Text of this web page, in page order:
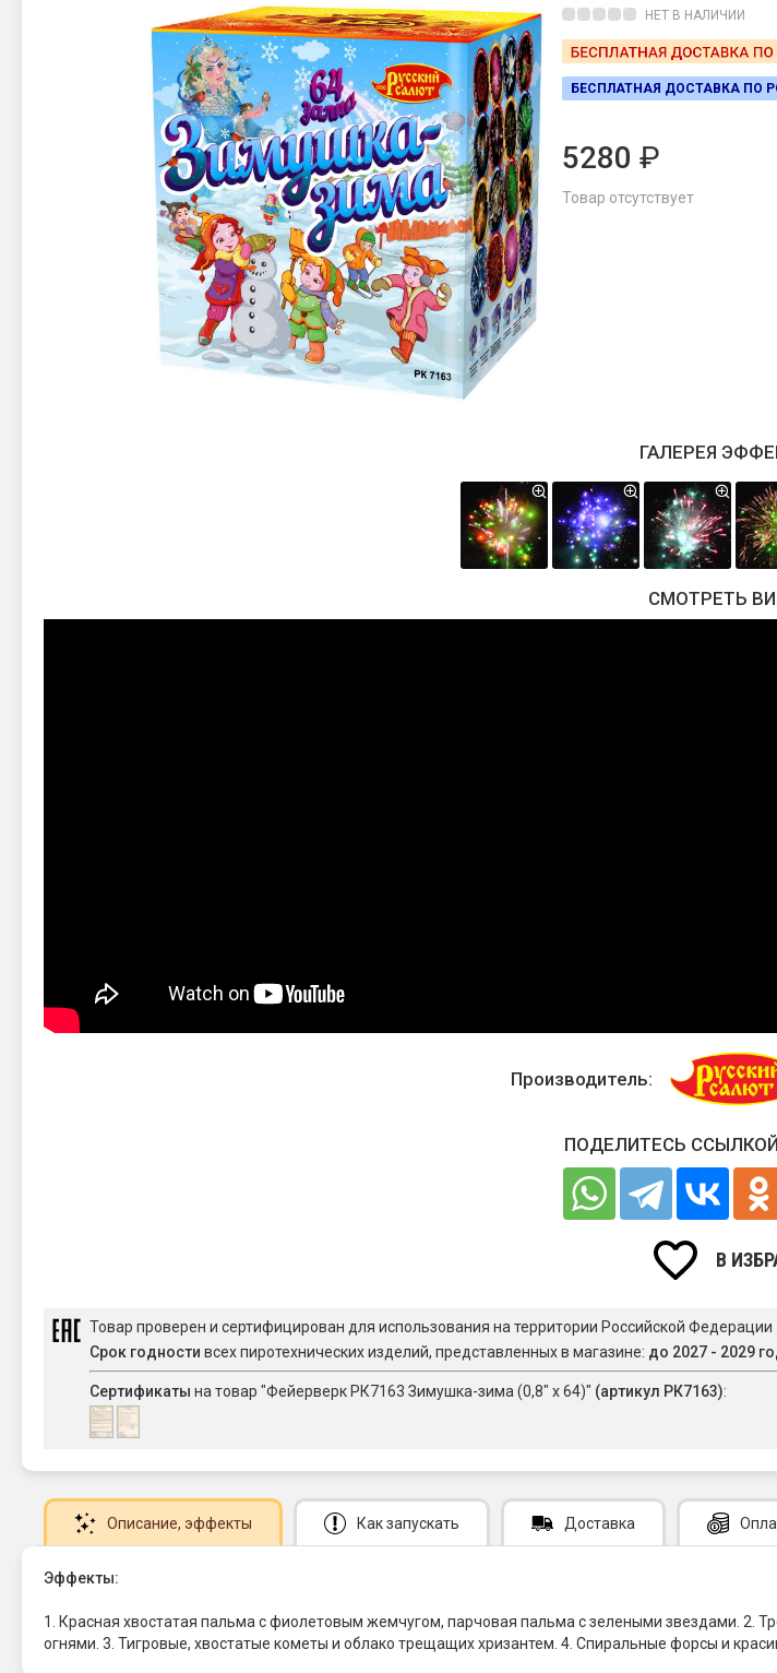
Новинки 2025/26
Фейерверки на свадьбу
Фейерверк-шоу
Батареи салютов
Цветной дым
Батареи салютов
Маленькие фейерверки
Средние фейерверки
Большие фейерверки
Петарды
Терочные
Фитильные
Лимонки, гранаты
Корсары
Летающие и наземные
Бабочки, пчелы
Жуки
Циркоблицы
Цветной дым и огонь
Сигнальная пиротехника
НЕТ В НАЛИЧИИ
БЕСПЛАТНАЯ ДОСТАВКА ПО
5280 ₽
Товар отсутствует
ГАЛЕРЕЯ
СМОТРЕТЬ
Производитель:
ПОДЕЛИТЕСЬ
В
Товар проверен и сертифицирован для использования на территории Российской Федерации
Срок годности всех пиротехнических изделий, представленных в магазине: до 2027 - 2029
Сертификаты на товар "Фейерверк РК7163 Зимушка-зима (0,8" х 64)" (артикул РК7163):
Описание, эффекты Как запускать Доставка
Эффекты:
1. Красная хвостатая пальма с фиолетовым жемчугом, парчовая пальма с зелеными звездами.
огнями. 3. Тигровые, хвостатые кометы и облако трещащих хризантем. 4. Спиральные форсы и